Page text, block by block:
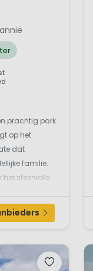
prachtig park
op het
dat
familie.
het sfeervolle
kant een